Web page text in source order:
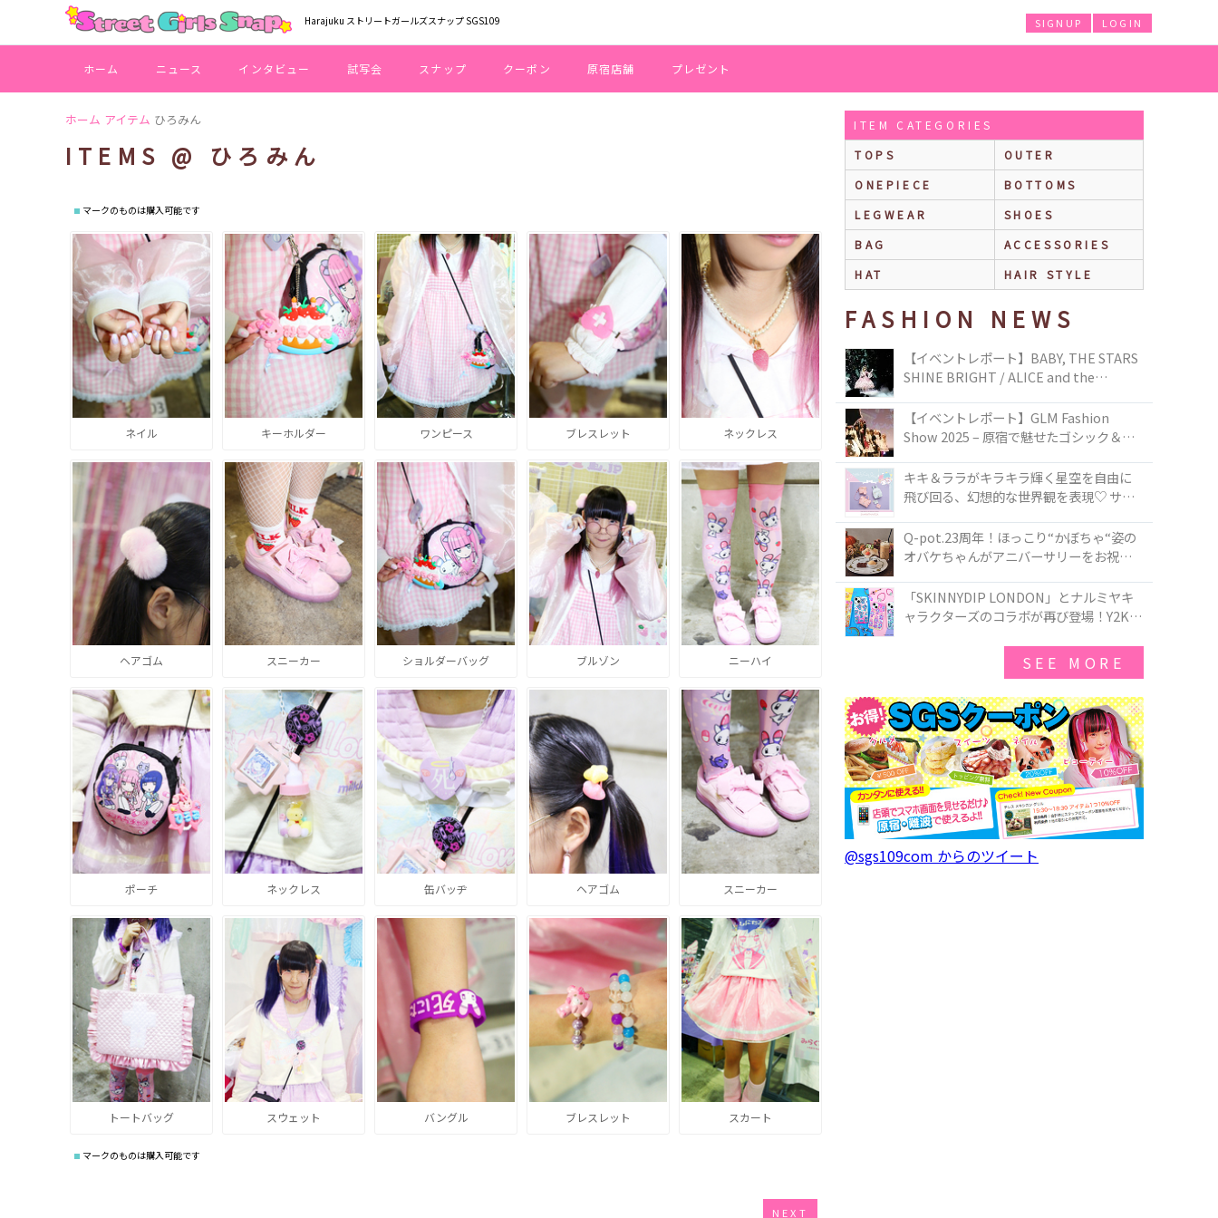
Harajuku ストリートガールズスナップ SGS109 LOGIN
SIGNUP
ホーム ニュース インタビュー 試写会 スナップ クーポン 原宿店舗 プレゼント
ホーム アイテム ひろみん
ITEMS @ ひろみん
マークのものは購入可能です
ネイル キーホルダー ワンピース ブレスレット ネックレス
ヘアゴム スニーカー ショルダーバッグ ブルゾン ニーハイ
ポーチ ネックレス 缶バッヂ ヘアゴム スニーカー
トートバッグ スウェット バングル ブレスレット スカート
マークのものは購入可能です
NEXT
ITEM CATEGORIES
TOPS
OUTER
ONEPIECE
BOTTOMS
LEGWEAR
SHOES
BAG
ACCESSORIES
HAT
HAIR STYLE
FASHION NEWS
【イベントレポート】BABY, THE STARS
SHINE BRIGHT / ALICE and the
TOKYO
【イベントレポート】GLM Fashion
Show 2025 – 原宿で魅せたゴシック＆ロ
キキ＆ララがキラキラ輝く星空を自由に
飛び回る、幻想的な世界観を表現♡ サマ
50周年アニバーサリーイヤー』を記念し
たコレクションが登場
Q-pot.23周年！ほっこり“かぼちゃ“姿の
オバケちゃんがアニバーサリーをお祝い
ー」が新発売！Q-pot CAFE.では「かぼち
ゃのオバケーキプレート」も登場
「SKINNYDIP LONDON」とナルミヤキ
ャラクターズのコラボが再び登場！Y2Kム
SEE MORE
@sgs109com からのツイート